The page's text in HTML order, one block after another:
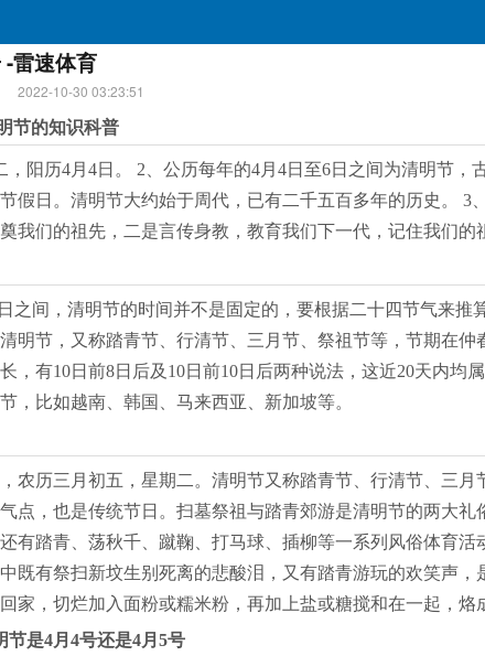
雷速体育
2022-10-30 03:23:51
节的知识科普
，阳历4月4日。 2、公历每年的4月4日至6日之间为清明节
假日。清明节大约始于周代，已有二千五百多年的历史。
我们的祖先，二是言传身教，教育我们下一代，记住我们的
之间，清明节的时间并不是固定的，要根据二十四节气来
明节，又称踏青节、行清节、三月节、祭祖节等，节期在
，有10日前8日后及10日前10日后两种说法，这近20天内
，比如越南、韩国、马来西亚、新加坡等。
农历三月初五，星期二。清明节又称踏青节、行清节、三
点，也是传统节日。扫墓祭祖与踏青郊游是清明节的两大
有踏青、荡秋千、蹴鞠、打马球、插柳等一系列风俗体育
既有祭扫新坟生别死离的悲酸泪，又有踏青游玩的欢笑声
家，切烂加入面粉或糯米粉，再加上盐或糖搅和在一起，烙
是4月4号还是4月5号